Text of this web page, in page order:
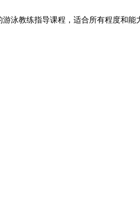
泳教练指导课程，适合所有程度和能